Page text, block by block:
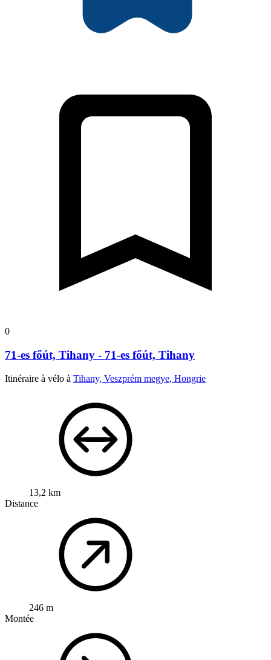
0
71-es főút, Tihany - 71-es főút, Tihany
Itinéraire à vélo à Tihany, Veszprém megye, Hongrie
13,2 km
Distance
246 m
Montée